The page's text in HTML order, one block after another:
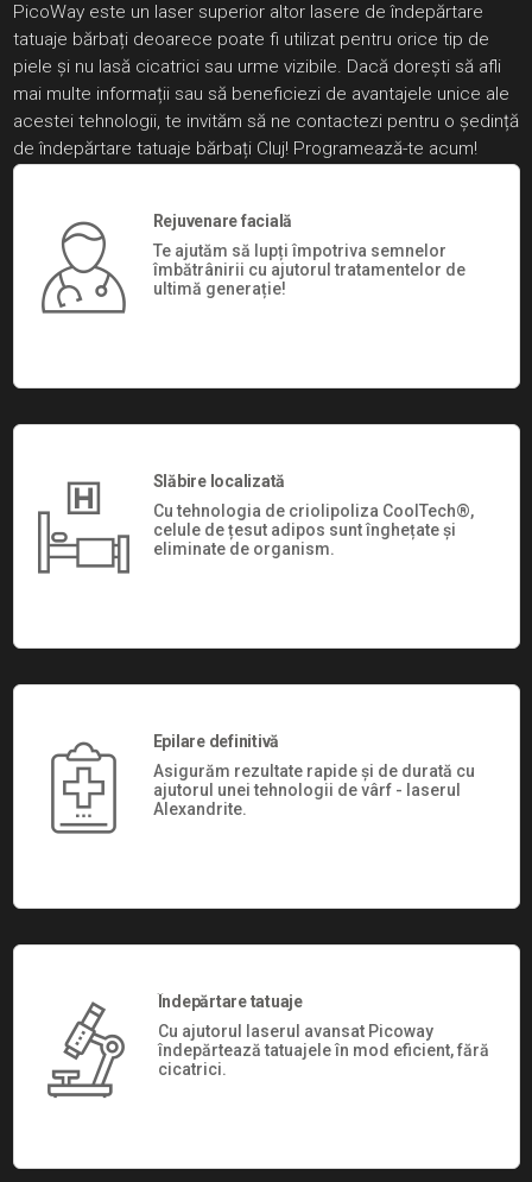
PicoWay este un laser superior altor lasere de îndepărtare
tatuaje bărbați deoarece poate fi utilizat pentru orice tip de
piele și nu lasă cicatrici sau urme vizibile. Dacă dorești să afli
mai multe informații sau să beneficiezi de avantajele unice ale
acestei tehnologii, te invităm să ne contactezi pentru o ședință
de îndepărtare tatuaje bărbați Cluj! Programează-te acum!
Rejuvenare facială
Te ajutăm să lupți împotriva semnelor
îmbătrânirii cu ajutorul tratamentelor de
ultimă generație!
Slăbire localizată
Cu tehnologia de criolipoliza CoolTech®,
celule de țesut adipos sunt înghețate și
eliminate de organism.
Epilare definitivă
Asigurăm rezultate rapide și de durată cu
ajutorul unei tehnologii de vârf - laserul
Alexandrite.
Îndepărtare tatuaje
Cu ajutorul laserul avansat Picoway
îndepărtează tatuajele în mod eficient, fără
cicatrici.